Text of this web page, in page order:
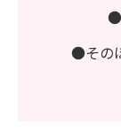
●
●その